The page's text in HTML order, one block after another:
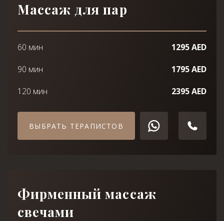
Массаж для пар
60 мин
1295 AED
90 мин
1795 AED
120 мин
2395 AED
ВЫБРАТЬ ТЕРАПИСТОВ
Фирменный массаж
свечами